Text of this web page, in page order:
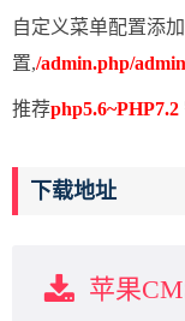
自定义菜单配置添
置,/admin.php/
推荐php5.6~PHP7.2
下载地址
苹果CMS